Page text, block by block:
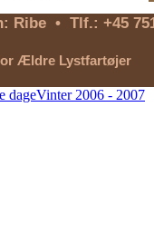
Ribe • Tlf.: +45
Ældre Lystfartøjer
dageVinter 2006 - 2007